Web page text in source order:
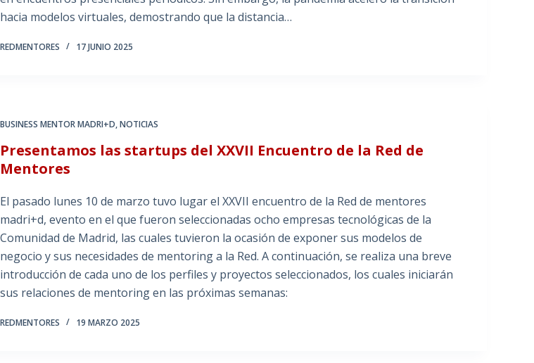
hacia modelos virtuales, demostrando que la distancia…
REDMENTORES 17 JUNIO 2025
BUSINESS MENTOR MADRI+D,NOTICIAS
Presentamos las startups del XXVII Encuentro de la Red de
Mentores
El pasado lunes 10 de marzo tuvo lugar el XXVII encuentro de la Red de mentores
madri+d, evento en el que fueron seleccionadas ocho empresas tecnológicas de la
Comunidad de Madrid, las cuales tuvieron la ocasión de exponer sus modelos de
negocio y sus necesidades de mentoring a la Red. A continuación, se realiza una breve
introducción de cada uno de los perfiles y proyectos seleccionados, los cuales iniciarán
sus relaciones de mentoring en las próximas semanas:
REDMENTORES 19 MARZO 2025